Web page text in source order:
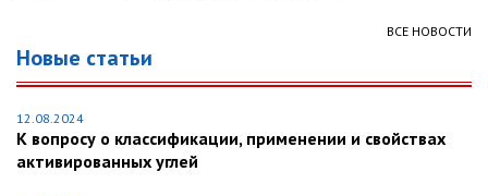
ВСЕ НОВОСТИ
Новые статьи
12.08.2024
К вопросу о классификации, применении и свойствах
активированных углей